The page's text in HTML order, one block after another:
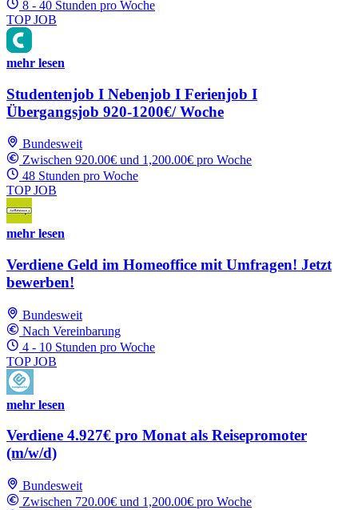
8 - 40 Stunden pro Woche
TOP JOB
mehr lesen
Studentenjob I Nebenjob I Ferienjob I
Übergangsjob 920-1200€/ Woche
Bundesweit
Zwischen 920.00€ und 1,200.00€ pro Woche
48 Stunden pro Woche
TOP JOB
mehr lesen
Verdiene Geld im Homeoffice mit Umfragen! Jetzt
bewerben!
Bundesweit
Nach Vereinbarung
4 - 10 Stunden pro Woche
TOP JOB
mehr lesen
Verdiene 4.927€ pro Monat als Reisepromoter
(m/w/d)
Bundesweit
Zwischen 720.00€ und 1,200.00€ pro Woche